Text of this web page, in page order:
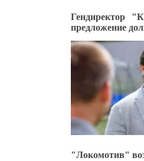
Гендиректор
предложение
"Локомотив"